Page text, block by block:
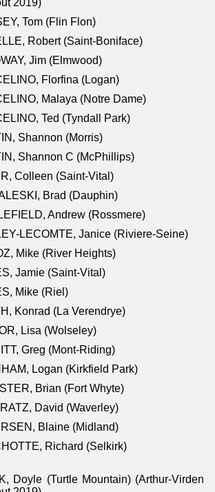
Tom (Flin Flon)
Robert (Saint-Boniface)
Jim (Elmwood)
Florfina (Logan)
Malaya (Notre Dame)
Ted (Tyndall Park)
Shannon (Morris)
Shannon C (McPhillips)
Colleen (Saint-Vital)
Brad (Dauphin)
Andrew (Rossmere)
LECOMTE, Janice (Riviere-Seine)
Mike (River Heights)
Jamie (Saint-Vital)
Mike (Riel)
Konrad (La Verendrye)
Lisa (Wolseley)
Greg (Mont-Riding)
Logan (Kirkfield Park)
Brian (Fort Whyte)
David (Waverley)
Blaine (Midland)
Richard (Selkirk)
Doyle (Turtle Mountain) (Arthur-Virden